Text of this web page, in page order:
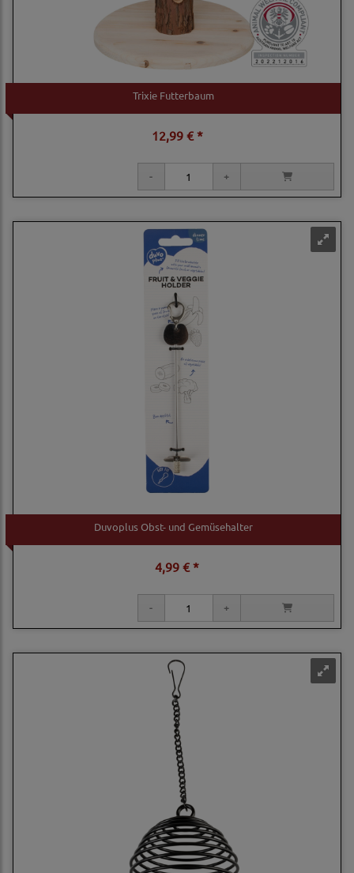
Trixie Futterbaum
12,99 € *
Duvoplus Obst- und Gemüsehalter
4,99 € *